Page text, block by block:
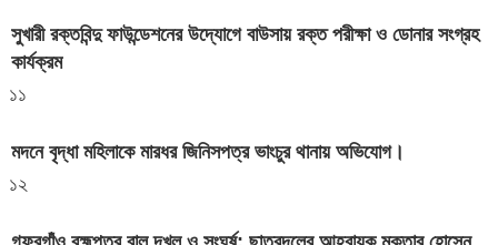
সুখারী রক্তবিন্দু ফাউন্ডেশনের উদ্যোগে বাউসায় রক্ত পরীক্ষা ও ডোনার সংগ্রহ
কার্যক্রম
১১
মদনে বৃদ্ধা মহিলাকে মারধর জিনিসপত্র ভাংচুর থানায় অভিযোগ।
১২